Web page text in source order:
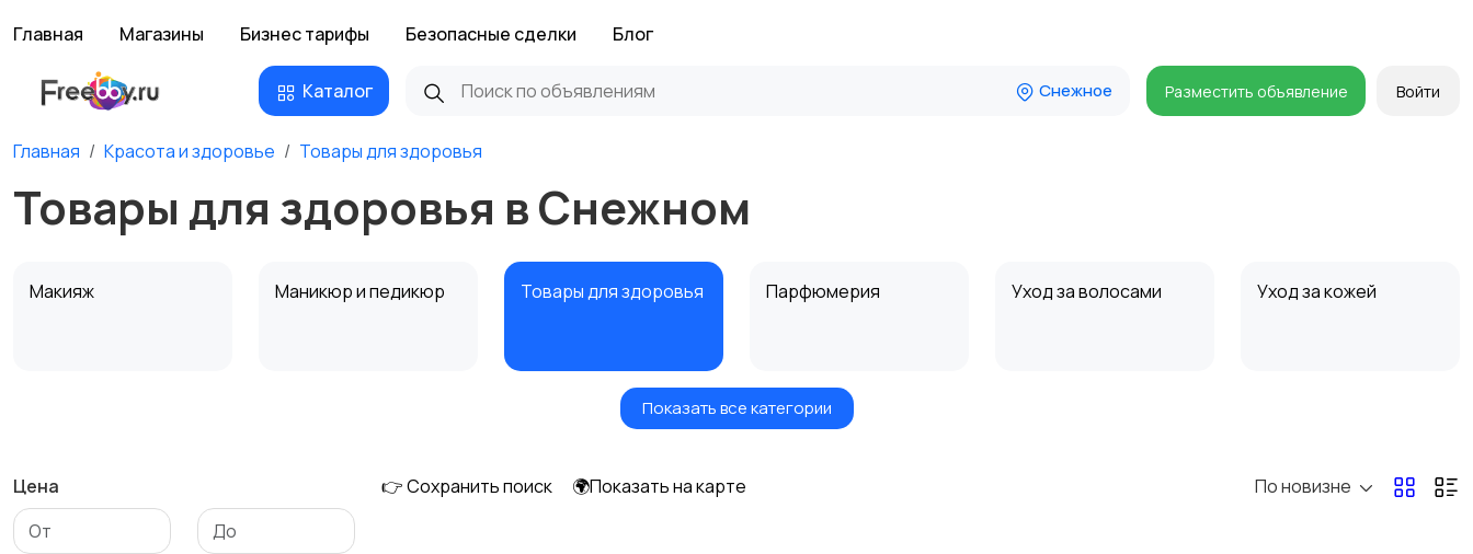
Главная Магазины Бизнес тарифы Безопасные сделки Блог
Каталог Снежное Разместить объявление Войти
Главная Красота и здоровье Товары для здоровья
Товары для здоровья в Снежном
Макияж Маникюр и педикюр Товары для здоровья Парфюмерия Уход за волосами Уход за кожей
Средства для
Другое
Показать все категории
Цена 👉 Сохранить поиск 🌍Показать на карте По новизне